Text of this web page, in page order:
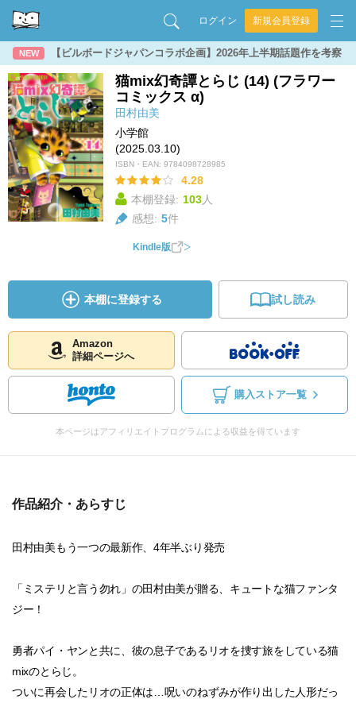
ログイン 新規会員登録
NEW 【ビルボードジャパンコラボ企画】2026年上半期話題作を考察
猫mix幻奇譚とらじ (14) (フラワー
コミックス α)
田村由美
小学館
(2025.03.10)
ISBN・EAN: 9784098728985
4.28
本棚登録: 103人
感想: 5件
Kindle版
本棚に登録する 試し読み
Amazon
詳細ページへ
購入ストア一覧
本ページはアフィリエイトプログラムによる収益を得ています
作品紹介・あらすじ
田村由美もう一つの最新作、4年半ぶり発売
「ミステリと言う勿れ」の田村由美が贈る、キュートな猫ファンタ
ジー！
勇者パイ・ヤンと共に、彼の息子であるリオを捜す旅をしている猫
mixのとらじ。
ついに再会したリオの正体は…呪いのねずみが作り出した人形だっ